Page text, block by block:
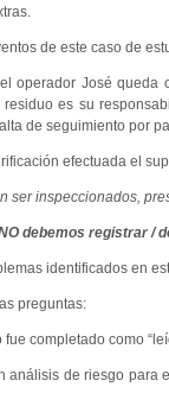
de este caso de
operador José
es su
de seguimiento por
efectuada el
ser inspeccionados,
debemos registrar /
identificados en
preguntas:
completado como
análisis de riesgo para